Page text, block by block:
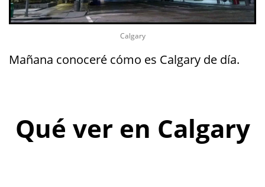
Calgary
Mañana conoceré cómo es Calgary de día.
Qué ver en Calgary